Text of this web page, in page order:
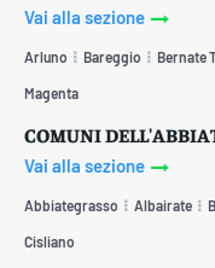
Vai alla sezione
Arluno Bareggio Bernate
Magenta
COMUNI
Vai alla sezione
Abbiategrasso Albairate
Cisliano